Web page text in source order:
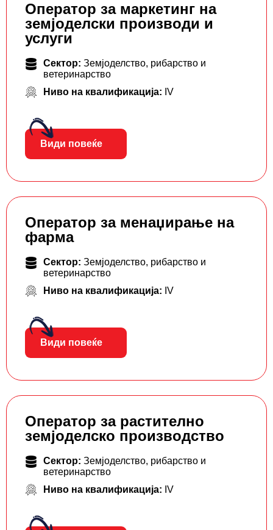
Оператор за маркетинг на
земјоделски производи и
услуги
Сектор: Земјоделство, рибарство и
ветеринарство
Ниво на квалификација: IV
Види повеќе
Оператор за менаџирање на
фарма
Сектор: Земјоделство, рибарство и
ветеринарство
Ниво на квалификација: IV
Види повеќе
Оператор за растително
земјоделско производство
Сектор: Земјоделство, рибарство и
ветеринарство
Ниво на квалификација: IV